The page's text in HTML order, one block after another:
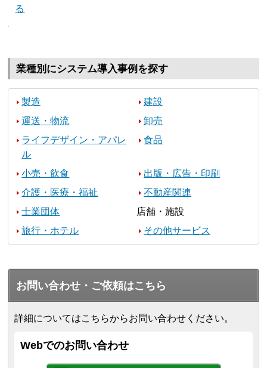
る
業種別にシステム導入事例を探す
製造
建設
運送・物流
卸売
ライフデザイン・アパレ
ル
食品
小売・飲食
出版・広告・印刷
介護・医療・福祉
不動産関連
士業団体
店舗・施設
旅行・ホテル
その他サービス
お問い合わせ・ご依頼はこちら
詳細についてはこちらからお問い合わせください。
Webでのお問い合わせ